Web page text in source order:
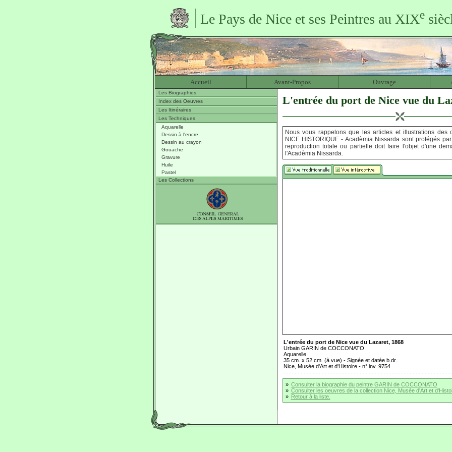
Le Pays de Nice et ses Peintres au XIXe
Accueil Avant-Propos Ouvrage
Les Biographies
Index des Oeuvres
Les Itinéraires
Les Techniques
Aquarelle
Dessin à l'encre
Dessin au crayon
Gouache
Gravure
Huile
Pastel
Les Collections
L'entrée du port de Nice vue du
Nous vous rappelons que les articles et illustrations des
NICE HISTORIQUE - Acadèmia Nissarda sont protégés
reproduction totale ou partielle doit faire l'objet d'une
l'Acadèmia Nissarda.
L'entrée du port de Nice vue du Lazaret, 1868
Urbain GARIN de COCCONATO
Aquarelle
35 cm. x 52 cm. (à vue) - Signée et datée b.dr.
Nice, Musée d'Art et d'Histoire - n° inv. 9754
» Consulter la biographie du peintre GARIN de COCCONATO
» Consulter les oeuvres de la collection Nice, Musée d'Art et
» Retour à la liste.